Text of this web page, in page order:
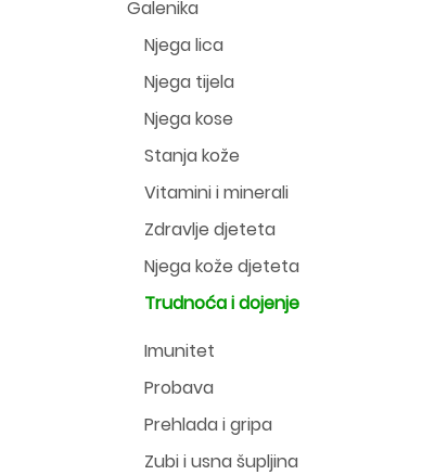
Galenika
Njega lica
Njega tijela
Njega kose
Stanja kože
Vitamini i minerali
Zdravlje djeteta
Njega kože djeteta
Trudnoća i dojenje
Imunitet
Probava
Prehlada i gripa
Zubi i usna šupljina